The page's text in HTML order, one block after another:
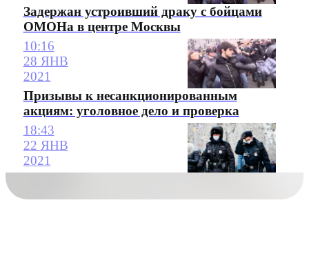
Задержан устроивший драку с бойцами
ОМОНа в центре Москвы
10:16
28 ЯНВ
2021
Призывы к несанкционированным
акциям: уголовное дело и проверка
18:43
22 ЯНВ
2021